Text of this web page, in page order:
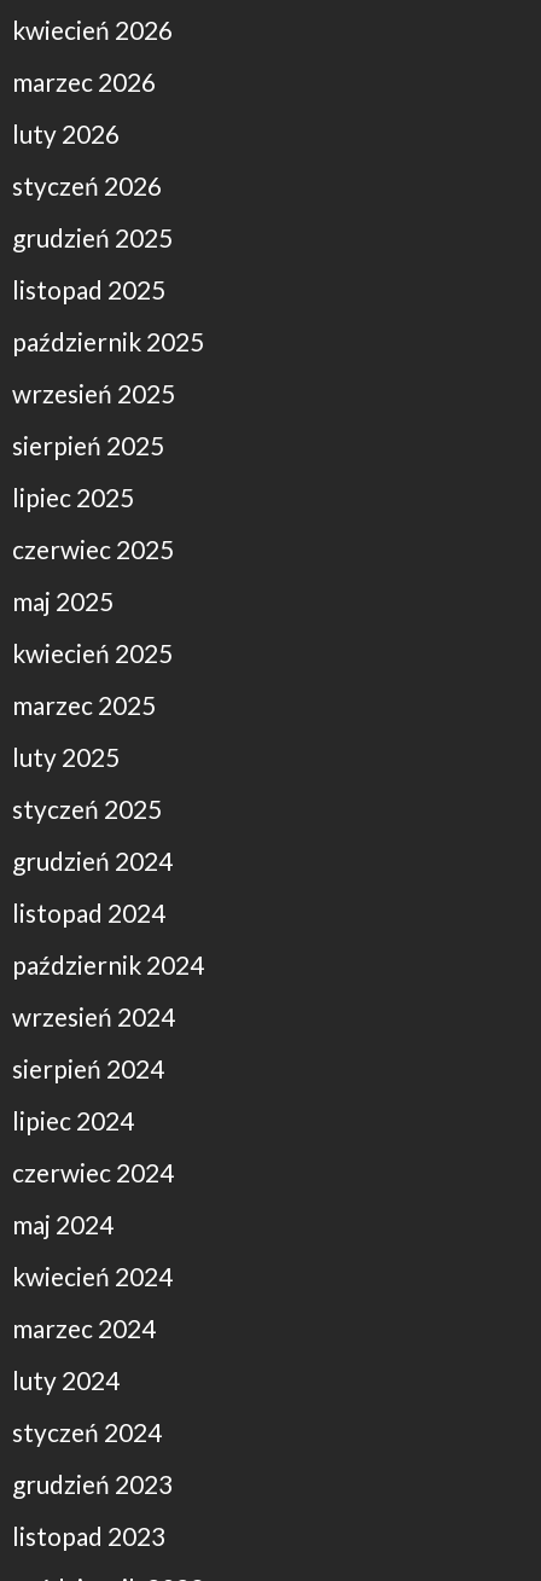
kwiecień 2026
marzec 2026
luty 2026
styczeń 2026
grudzień 2025
listopad 2025
październik 2025
wrzesień 2025
sierpień 2025
lipiec 2025
czerwiec 2025
maj 2025
kwiecień 2025
marzec 2025
luty 2025
styczeń 2025
grudzień 2024
listopad 2024
październik 2024
wrzesień 2024
sierpień 2024
lipiec 2024
czerwiec 2024
maj 2024
kwiecień 2024
marzec 2024
luty 2024
styczeń 2024
grudzień 2023
listopad 2023